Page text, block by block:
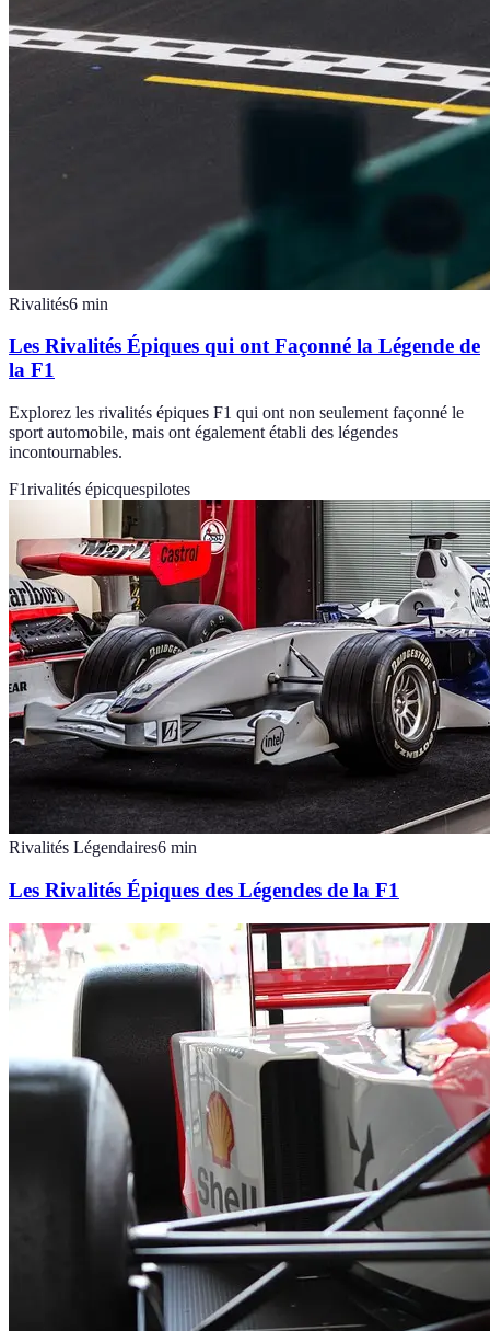
Rivalités6 min
Les Rivalités Épiques qui ont Façonné la Légende de
la F1
Explorez les rivalités épiques F1 qui ont non seulement façonné le
sport automobile, mais ont également établi des légendes
incontournables.
F1rivalités épicquespilotes
Rivalités Légendaires6 min
Les Rivalités Épiques des Légendes de la F1